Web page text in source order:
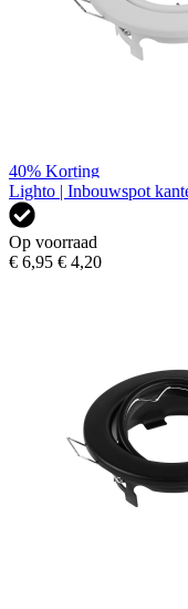
40% Korting
Lighto | Inbouwspot
Op voorraad
€ 6,95 € 4,20